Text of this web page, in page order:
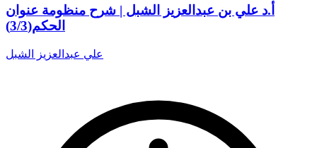
أ.د علي بن عبدالعزيز الشبل | شرح منظومة عنوان
الحكم(3/3)
علي عبدالعزيز الشبل